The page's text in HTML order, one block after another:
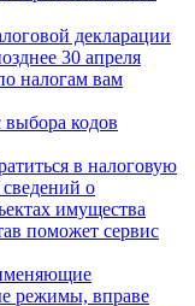
декларации
30 апреля
налогам вам
кодов
в налоговую
о
имущества
поможет сервис
режимы, вправе